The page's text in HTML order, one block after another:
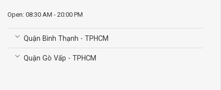
Open: 08:30 AM - 20:00 PM
Quận Bình Thạnh - TPHCM
Quận Gò Vấp - TPHCM